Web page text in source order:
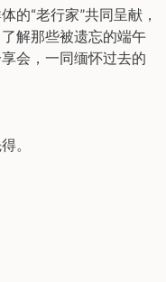
的“老行家”共同呈献，
解那些被遗忘的端午
会，一同缅怀过去的
。